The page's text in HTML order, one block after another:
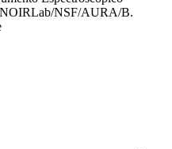
NSF/AURA/B.